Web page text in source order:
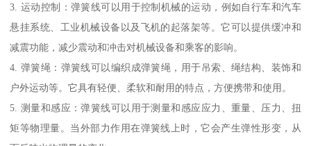
3. 运动控制：弹簧线可以用于控制机械的运动，例如自行车和汽车
悬挂系统、工业机械设备以及飞机的起落架等。它可以提供缓冲和
减震功能，减少震动和冲击对机械设备和乘客的影响。
4. 弹簧绳：弹簧线可以编织成弹簧绳，用于吊索、绳结构、装饰和
户外运动等。它具有轻便、柔软和耐用的特点，方便携带和使用。
5. 测量和感应：弹簧线可以用于测量和感应应力、重量、压力、扭
矩等物理量。当外部力作用在弹簧线上时，它会产生弹性形变，从